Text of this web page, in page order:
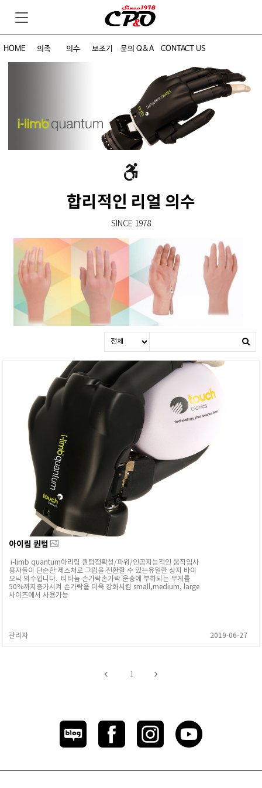
HOME 의족 의수 보조기 문의 Q&A CONTACT US
합리적인 리얼 의수
SINCE 1978
아이림 퀀텀
i-limb quantum아리림 퀀텀정확성/파워/인공지능적인 움직임사
용자들이 단순한 제스처로 그립을 전환할 수 있는유일한 상지 바이
오닉 의수입니다. 티타늄 손가락손가락 운송에 부하되는 무게를
50%까지증가시켜 손가락을 더욱 강화시킴 small,medium, large
사이즈에서 사용가능
관리자 2019-06-27
1